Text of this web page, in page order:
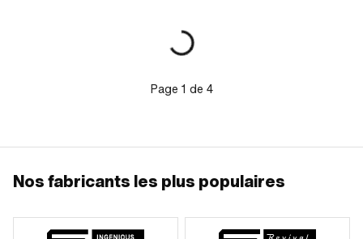
Page 1 de 4
Nos fabricants les plus populaires